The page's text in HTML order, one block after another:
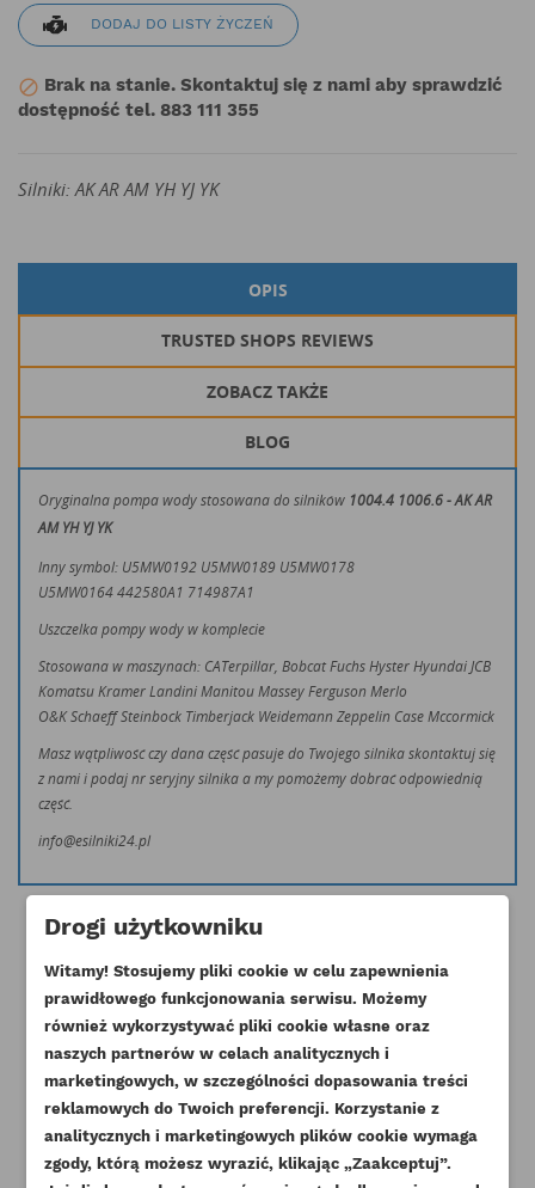
DODAJ DO LISTY ŻYCZEŃ
 Brak na stanie. Skontaktuj się z nami aby sprawdzić
dostępność tel. 883 111 355
Silniki: AK AR AM YH YJ YK
OPIS
TRUSTED SHOPS REVIEWS
ZOBACZ TAKŻE
BLOG
Oryginalna pompa wody stosowana do silników 1004.4 1006.6 - AK AR
AM YH YJ YK
Inny symbol: U5MW0192 U5MW0189 U5MW0178
U5MW0164442580A1 714987A1
Uszczelka pompy wody w komplecie
Stosowana w maszynach: CATerpillar, Bobcat Fuchs Hyster Hyundai JCB
Komatsu Kramer Landini Manitou Massey Ferguson Merlo
O&K Schaeff Steinbock Timberjack Weidemann Zeppelin Case Mccormick
Masz wątpliwość czy dana część pasuje do Twojego silnika skontaktuj się
z nami i podaj nr seryjny silnika a my pomożemy dobrać odpowiednią
część.
info@esilniki24.pl
Klienci którzy zakupili ten produkt
kupili również:
Drogi użytkowniku
Witamy! Stosujemy pliki cookie w celu zapewnienia
prawidłowego funkcjonowania serwisu. Możemy
również wykorzystywać pliki cookie własne oraz
naszych partnerów w celach analitycznych i
marketingowych, w szczególności dopasowania treści
reklamowych do Twoich preferencji. Korzystanie z
analitycznych i marketingowych plików cookie wymaga
zgody, którą możesz wyrazić, klikając „Zaakceptuj”.